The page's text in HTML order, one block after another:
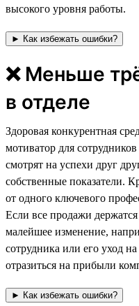
высокого уровня работы.
► Как избежать ошибки?
❌ Меньше
в отделе
⁠⁠⁠Здоровая конкурентная
мотиватор для
смотрят на успехи друг
собственные показатели.
от одного ключевого
Если все продажи
малейшее изменение,
сотрудника или его уход
отразиться на прибыли
► Как избежать ошибки?